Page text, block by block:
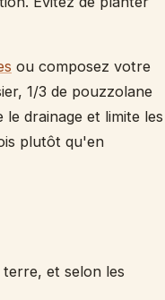
ou composez votre
1/3 de pouzzolane
drainage et limite les
plutôt qu'en
et selon les